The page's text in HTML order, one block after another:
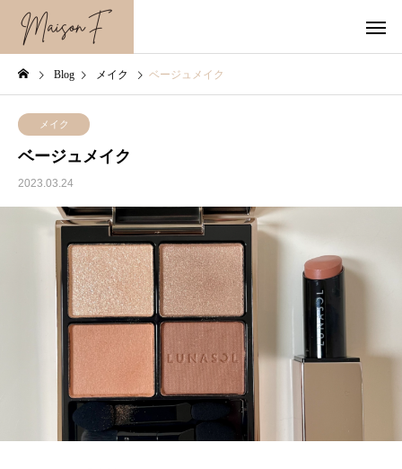
Blog メイク ベージュメイク
メイク
ベージュメイク
2023.03.24